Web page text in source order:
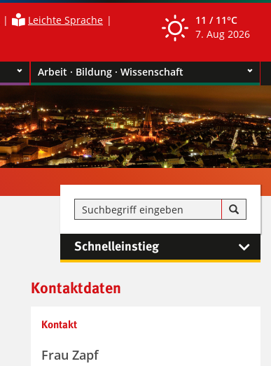
Leichte Sprache 11 / 11°C
7. Aug 2026
Arbeit · Bildung · Wissenschaft
Schnelleinstieg
Kontaktinformationen und
Kontaktdaten
Kontakt
Frau Zapf